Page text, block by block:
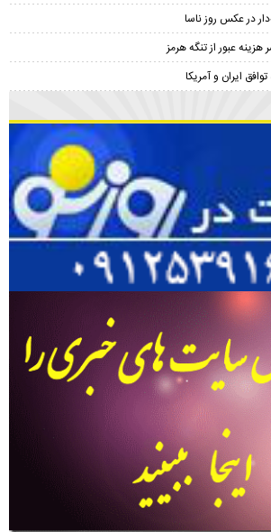
در عکس روز ناسا
عبور از تنگه هرمز
ایران و آمریکا